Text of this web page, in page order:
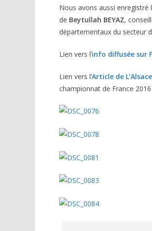
Nous avons aussi enregistré
de Beytullah BEYAZ,
départementaux du secteur
Lien vers l’info diffusée sur
Lien vers l’Article de L’Alsace
championnat de France